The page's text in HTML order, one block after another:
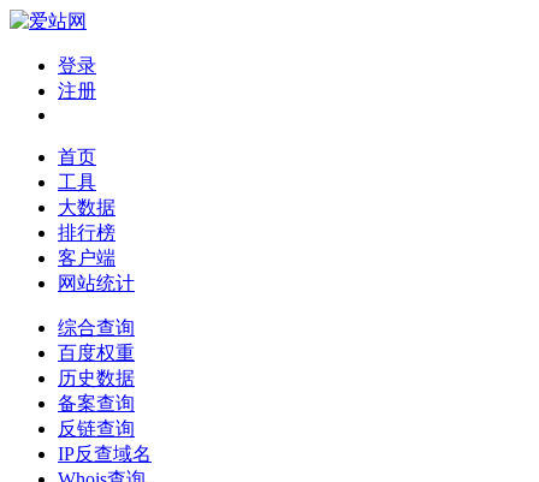
登录
注册
首页
工具
大数据
排行榜
客户端
网站统计
综合查询
百度权重
历史数据
备案查询
反链查询
IP反查域名